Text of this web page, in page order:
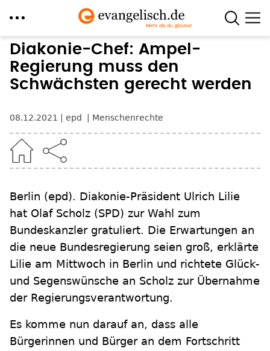
Direkt
zum
Inhalt
Diakonie-Chef: Ampel-
Regierung muss den
Schwächsten gerecht werden
08.12.2021 epd Menschenrechte
Berlin (epd). Diakonie-Präsident Ulrich Lilie
hat Olaf Scholz (SPD) zur Wahl zum
Bundeskanzler gratuliert. Die Erwartungen an
die neue Bundesregierung seien groß, erklärte
Lilie am Mittwoch in Berlin und richtete Glück-
und Segenswünsche an Scholz zur Übernahme
der Regierungsverantwortung.
Es komme nun darauf an, dass alle
Bürgerinnen und Bürger an dem Fortschritt